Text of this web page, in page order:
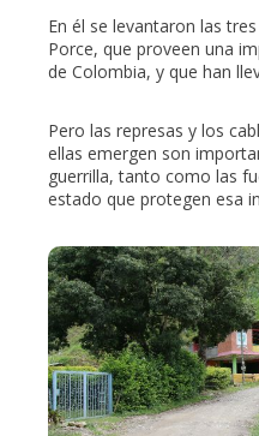
En él se levantaron las
Porce, que proveen una
de Colombia, y que han
Pero las represas y los
ellas emergen son
guerrilla, tanto como las
estado que protegen esa